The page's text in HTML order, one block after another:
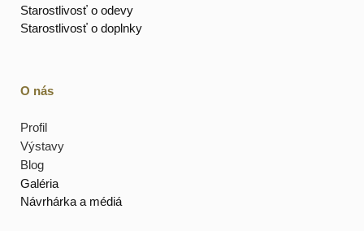
Starostlivosť o odevy
Starostlivosť o doplnky
O nás
Profil
Výstavy
Blog
Galéria
Návrhárka a médiá